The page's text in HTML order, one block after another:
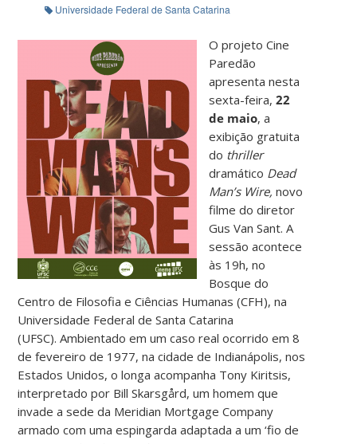
Universidade Federal de Santa Catarina
O projeto Cine
Paredão
apresenta nesta
sexta-feira,22
de maio, a
exibição gratuita
do thriller
dramático Dead
Man’s Wire, novo
filme do diretor
Gus Van Sant. A
sessão acontece
às 19h, no
Bosque do
Centro de Filosofia e Ciências Humanas (CFH), na
Universidade Federal de Santa Catarina
(UFSC). Ambientado em um caso real ocorrido em 8
de fevereiro de 1977, na cidade de Indianápolis, nos
Estados Unidos, o longa acompanha Tony Kiritsis,
interpretado por Bill Skarsgård, um homem que
invade a sede da Meridian Mortgage Company
armado com uma espingarda adaptada a um ‘fio de